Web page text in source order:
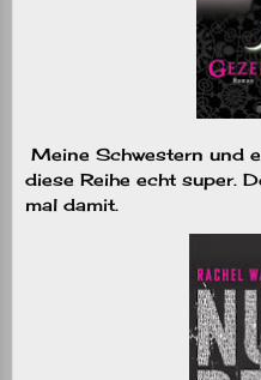
Meine Schwestern und
diese Reihe echt super.
mal damit.